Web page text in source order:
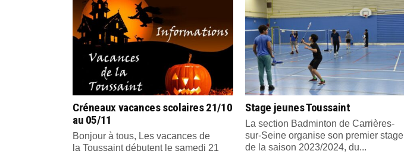
Créneaux vacances scolaires 21/10
au 05/11
Bonjour à tous, Les vacances de
la Toussaint débutent le samedi 21
Stage jeunes Toussaint
La section Badminton de Carrières-
sur-Seine organise son premier stage
de la saison 2023/2024, du...